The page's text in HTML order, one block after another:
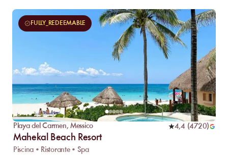
FULLY_REDEEMABLE
Playa del Carmen, Messico 4,4 (4720)
Mahekal Beach Resort
Piscina • Ristorante • Spa